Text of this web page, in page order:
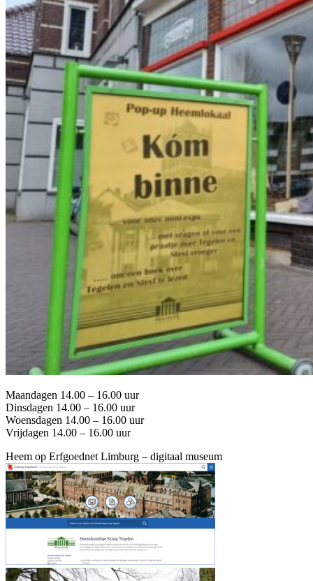
Maandagen 14.00 – 16.00 uur
Dinsdagen 14.00 – 16.00 uur
Woensdagen 14.00 – 16.00 uur
Vrijdagen 14.00 – 16.00 uur
Heem op Erfgoednet Limburg – digitaal museum